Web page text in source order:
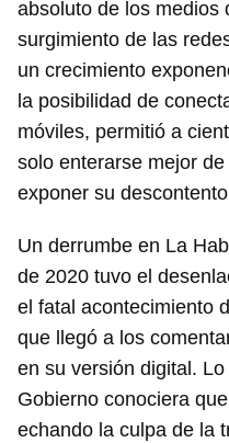
absoluto de los medios
surgimiento de las
un crecimiento
la posibilidad de
móviles, permitió a
solo enterarse mejor
exponer su
Un derrumbe en La
de 2020 tuvo el
el fatal acontecimiento
que llegó a los
en su versión digital.
Gobierno conociera
echando la culpa de la